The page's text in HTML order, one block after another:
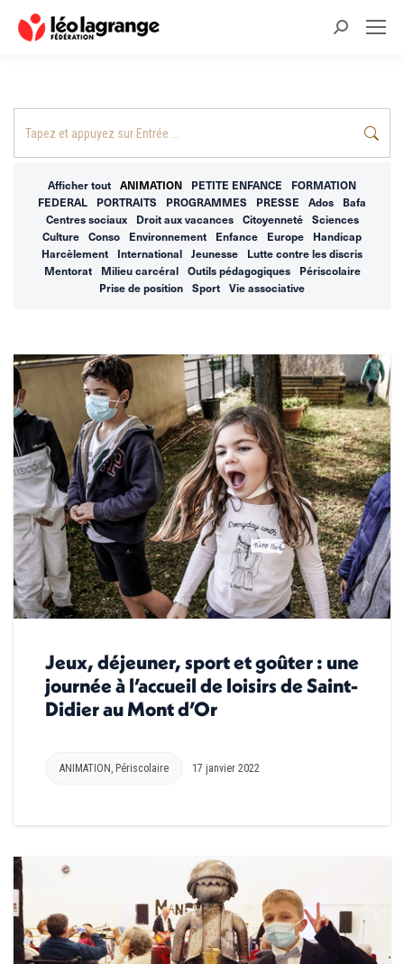
Recherche
Afficher tout ANIMATION PETITE ENFANCE
FORMATION
FEDERAL
PORTRAITS PROGRAMMES PRESSE Ados
Bafa
Centres sociaux
Droit aux vacances Citoyenneté
Sciences
Culture
Conso Environnement Enfance Europe
Handicap
Harcèlement
International Jeunesse
Lutte contre les discris
Mentorat
Milieu carcéral Outils pédagogiques
Périscolaire
Prise de position
Sport Vie associative
Jeux, déjeuner, sport et goûter : une
journée à l’accueil de loisirs de Saint-
Didier au Mont d’Or
ANIMATION, Périscolaire 17 janvier 2022